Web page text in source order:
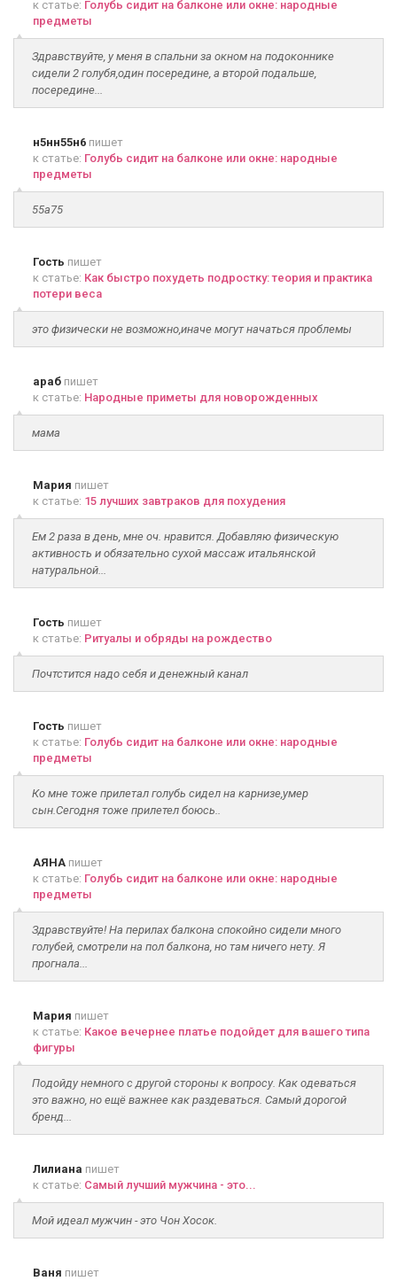
к статье: Голубь сидит на балконе или окне: народные
предметы
Здравствуйте, у меня в спальни за окном на подоконнике
сидели 2 голубя,один посередине, а второй подальше,
посередине...
н5нн55н6 пишет
к статье: Голубь сидит на балконе или окне: народные
предметы
55а75
Гость пишет
к статье: Как быстро похудеть подростку: теория и практика
потери веса
это физически не возможно,иначе могут начаться проблемы
араб пишет
к статье: Народные приметы для новорожденных
мама
Мария пишет
к статье: 15 лучших завтраков для похудения
Ем 2 раза в день, мне оч. нравится. Добавляю физическую
активность и обязательно сухой массаж итальянской
натуральной...
Гость пишет
к статье: Ритуалы и обряды на рождество
Почтстится надо себя и денежный канал
Гость пишет
к статье: Голубь сидит на балконе или окне: народные
предметы
Ко мне тоже прилетал голубь сидел на карнизе,умер
сын.Сегодня тоже прилетел боюсь..
АЯНА пишет
к статье: Голубь сидит на балконе или окне: народные
предметы
Здравствуйте! На перилах балкона спокойно сидели много
голубей, смотрели на пол балкона, но там ничего нету. Я
прогнала...
Мария пишет
к статье: Какое вечернее платье подойдет для вашего типа
фигуры
Подойду немного с другой стороны к вопросу. Как одеваться
это важно, но ещё важнее как раздеваться. Самый дорогой
бренд...
Лилиана пишет
к статье: Самый лучший мужчина - это...
Мой идеал мужчин - это Чон Хосок.
Ваня пишет